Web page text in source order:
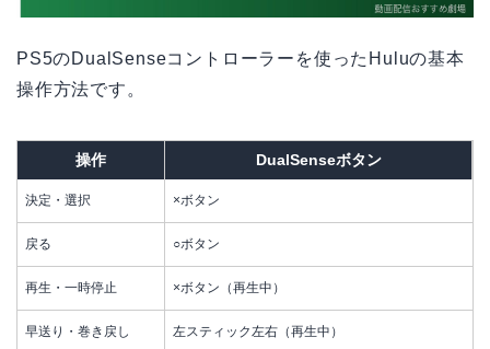
PS5のDualSenseコントローラーを使ったHuluの基本
操作方法です。
操作 DualSenseボタン
決定・選択 ×ボタン
戻る ○ボタン
再生・一時停止 ×ボタン（再生中）
早送り・巻き戻し 左スティック左右（再生中）